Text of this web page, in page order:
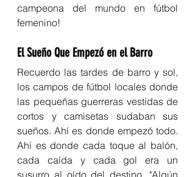
campeona del mundo en fútbol
femenino!
El Sueño Que Empezó en el Barro
Recuerdo las tardes de barro y sol,
los campos de fútbol locales donde
las pequeñas guerreras vestidas de
cortos y camisetas sudaban sus
sueños. Ahí es donde empezó todo.
Ahí es donde cada toque al balón,
cada caída y cada gol era un
susurro al oído del destino. "Algún